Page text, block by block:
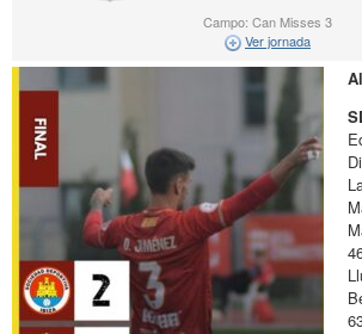
Campo: Can Misses 3
Ver jornada